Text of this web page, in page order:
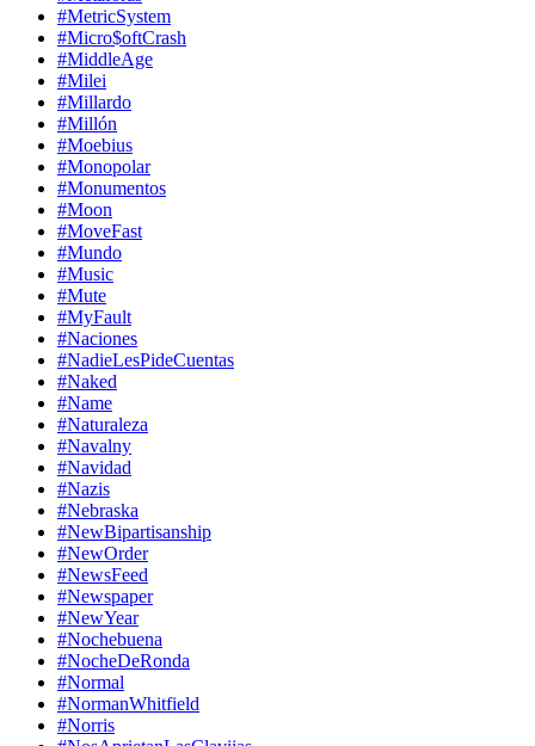
#MetricSystem
#Micro$oftCrash
#MiddleAge
#Milei
#Millardo
#Millón
#Moebius
#Monopolar
#Monumentos
#Moon
#MoveFast
#Mundo
#Music
#Mute
#MyFault
#Naciones
#NadieLesPideCuentas
#Naked
#Name
#Naturaleza
#Navalny
#Navidad
#Nazis
#Nebraska
#NewBipartisanship
#NewOrder
#NewsFeed
#Newspaper
#NewYear
#Nochebuena
#NocheDeRonda
#Normal
#NormanWhitfield
#Norris